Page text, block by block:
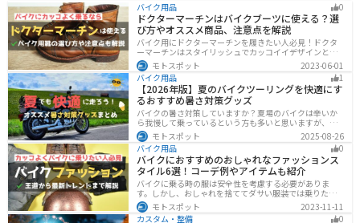
バイク用品 0
ドクターマーチンはバイクブーツに使える？選
び方やオススメ商品、注意点を解説
バイク用にドクターマーチンを履きたい人必見！ドクタ
ーマーチンはスタイリッシュでカッコイイデザインと高
い機能性で快適なライディングが可能です。バイク用ブ
ーツで選ぶべきポイントや注意点などまとめましたの
で、バイクブーツを探している人は参考にしてくださ
い。
モトスポット
2023-06-01
バイク用品
1
【2026年版】夏のバイクツーリングを快適にす
るおすすめ暑さ対策グッズ
バイクの暑さ対策していますか？夏場のバイクは辛いか
ら我慢して乗っているという方も多いと思いますが、し
っかりと暑さ対策をすれば夏場でも快適にバイクに乗る
ことができます！この記事では、夏場のバイク暑さ対策
の基本と暑さ対策グッズを紹介します！
モトスポット
2025-08-26
バイク用品
0
バイクにおすすめのおしゃれなファッションス
タイル6選！コーデ例やアイテムも紹介
バイクに乗る時の服は安全性を考慮する必要がありま
す。しかし、おしゃれを捨ててダサい服装では乗りたく
ないですよね？せっかくならカッコよく風を切って街を
歩きたいもの。この記事では、そんな願いを叶えるた
モトスポット
2023-11-11
カスタム・整備
0